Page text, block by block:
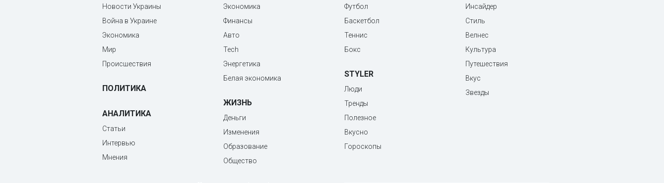
Новости Украины
Война в Украине
Экономика
Мир
Происшествия
ПОЛИТИКА
АНАЛИТИКА
Статьи
Интервью
Мнения
Экономика
Финансы
Авто
Tech
Энергетика
Белая экономика
ЖИЗНЬ
Деньги
Изменения
Образование
Общество
Футбол
Баскетбол
Теннис
Бокс
STYLER
Люди
Тренды
Полезное
Вкусно
Гороскопы
Инсайдер
Стиль
Велнес
Культура
Путешествия
Вкус
Звезды